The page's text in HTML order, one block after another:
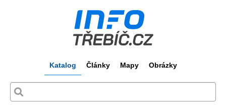
Katalog Články Mapy Obrázky